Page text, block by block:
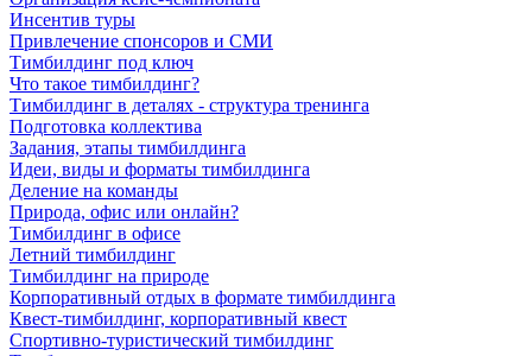
Инсентив туры
Привлечение спонсоров и СМИ
Тимбилдинг под ключ
Что такое тимбилдинг?
Тимбилдинг в деталях - структура тренинга
Подготовка коллектива
Задания, этапы тимбилдинга
Идеи, виды и форматы тимбилдинга
Деление на команды
Природа, офис или онлайн?
Тимбилдинг в офисе
Летний тимбилдинг
Тимбилдинг на природе
Корпоративный отдых в формате тимбилдинга
Квест-тимбилдинг, корпоративный квест
Спортивно-туристический тимбилдинг